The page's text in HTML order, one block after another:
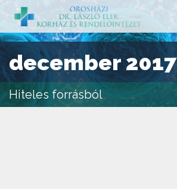
december 2017
Hiteles forrásból